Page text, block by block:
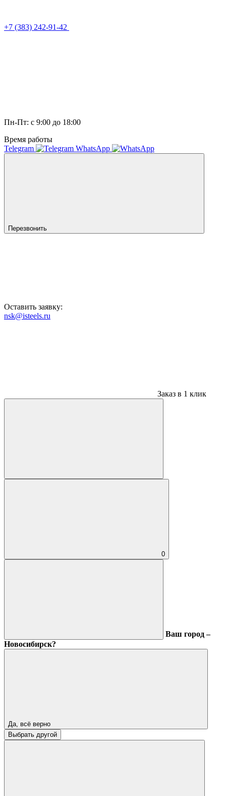
+7 (383) 242-91-42
Пн-Пт: с 9:00 до 18:00
Время работы
Telegram
WhatsApp
Перезвонить
Оставить заявку:
nsk@isteels.ru
Заказ в 1 клик
0
Ваш город –
Новосибирск?
Да, всё верно
Выбрать другой